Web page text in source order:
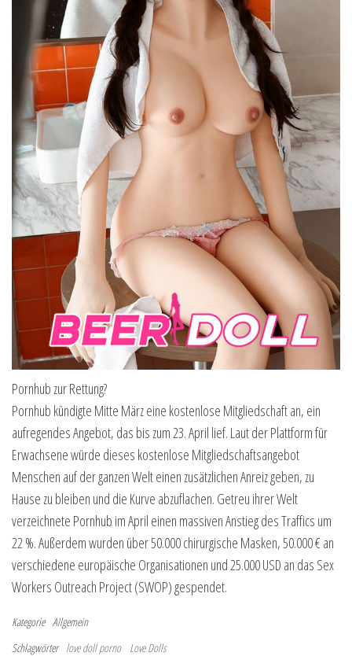
Pornhub zur Rettung?
Pornhub kündigte Mitte März eine kostenlose Mitgliedschaft an, ein
aufregendes Angebot, das bis zum 23. April lief. Laut der Plattform für
Erwachsene würde dieses kostenlose Mitgliedschaftsangebot
Menschen auf der ganzen Welt einen zusätzlichen Anreiz geben, zu
Hause zu bleiben und die Kurve abzuflachen. Getreu ihrer Welt
verzeichnete Pornhub im April einen massiven Anstieg des Traffics um
22 %. Außerdem wurden über 50.000 chirurgische Masken, 50.000 € an
verschiedene europäische Organisationen und 25.000 USD an das Sex
Workers Outreach Project (SWOP) gespendet.
Kategorie Allgemein
Schlagwörter love doll porno Love Dolls